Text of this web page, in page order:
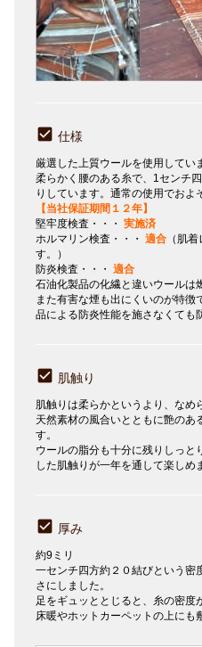
仕様
厳選した上質ウールを使用してい
柔らかく腰のある糸で、1センチ
りしています。通常の使用でおよ
【当社保証期間１２年】
堅牢度検査・・・ 実施済
ホルマリン検査・・・ 適合 （肌
す。）
防炎検査・・・ 適合
石油化製品の化繊と違いウールは
また有害な煙も出にくいのが特
品による防炎性能を施さなくても
肌触り
肌触りは柔らかというより、なめ
天然素材の風合いとともに艶のあ
す。
ウールの脂分も十分に残りしっと
した肌触りが一年を通して楽しめ
厚み
約9ミリ
一センチ四方約２０結びという密
さにしました。
足をギュッととじると、糸の密度
床暖やホットカーペットの上にも